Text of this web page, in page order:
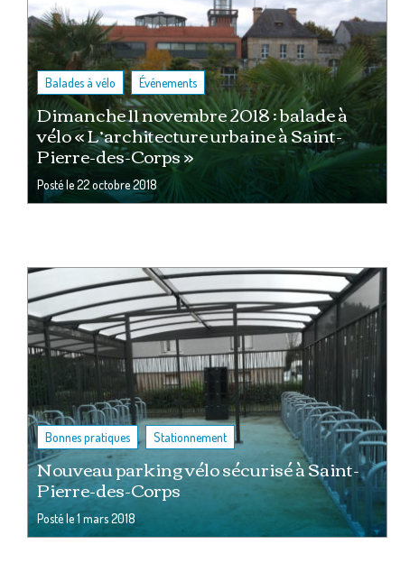
Balades à vélo , Événements
Dimanche 11 novembre 2018 : balade à
vélo « L’architecture urbaine à Saint-
Pierre-des-Corps »
Posté le22 octobre 2018
Bonnes pratiques , Stationnement
Nouveau parking vélo sécurisé à Saint-
Pierre-des-Corps
Posté le1 mars 2018